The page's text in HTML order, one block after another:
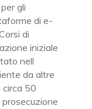
gli
di e-
di
iniziale
nell
da altre
circa 50